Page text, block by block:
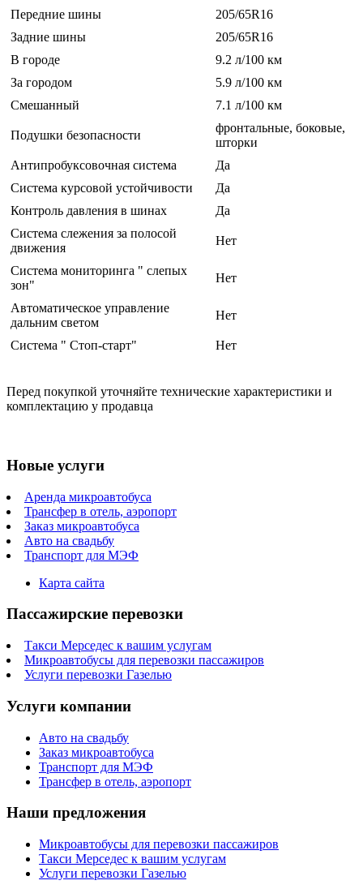
Передние шины
205/65R16
Задние шины
205/65R16
В городе
9.2 л/100 км
За городом
5.9 л/100 км
Смешанный
7.1 л/100 км
Подушки безопасности
фронтальные, боковые,
шторки
Антипробуксовочная система
Да
Система курсовой устойчивости
Да
Контроль давления в шинах
Да
Система слежения за полосой
движения
Нет
Система мониторинга " слепых
зон"
Нет
Автоматическое управление
дальним светом
Нет
Система " Стоп-старт" Нет
Перед покупкой уточняйте технические характеристики и
комплектацию у продавца
Новые услуги
Аренда микроавтобуса
Трансфер в отель, аэропорт
Заказ микроавтобуса
Авто на свадьбу
Транспорт для МЭФ
Карта сайта
Пассажирские перевозки
Такси Мерседес к вашим услугам
Микроавтобусы для перевозки пассажиров
Услуги перевозки Газелью
Услуги компании
Авто на свадьбу
Заказ микроавтобуса
Транспорт для МЭФ
Трансфер в отель, аэропорт
Наши предложения
Микроавтобусы для перевозки пассажиров
Такси Мерседес к вашим услугам
Услуги перевозки Газелью